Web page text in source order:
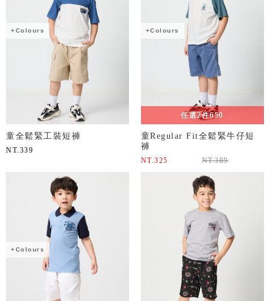
+Colours
童全鬆緊工裝短褲
NT. 339
+Colours
任選2件650
童Regular Fit全鬆緊牛仔短
褲
NT.325 NT.389
+Colours